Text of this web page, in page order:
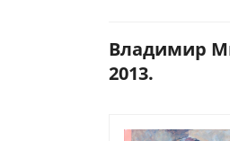
Владимир
2013.